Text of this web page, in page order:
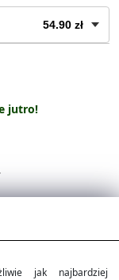
54.90 zł
jutro!
jak najbardziej